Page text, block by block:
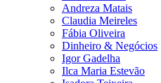
Andreza Matais
Claudia Meireles
Fábia Oliveira
Dinheiro & Negócios
Igor Gadelha
Ilca Maria Estevão